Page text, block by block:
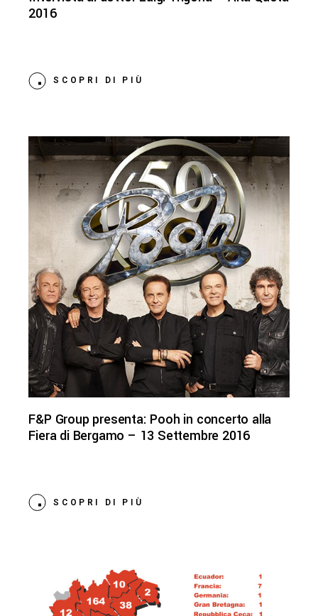
2016
SCOPRI DI PIÙ
F&P Group presenta: Pooh in concerto alla
Fiera di Bergamo – 13 Settembre 2016
SCOPRI DI PIÙ